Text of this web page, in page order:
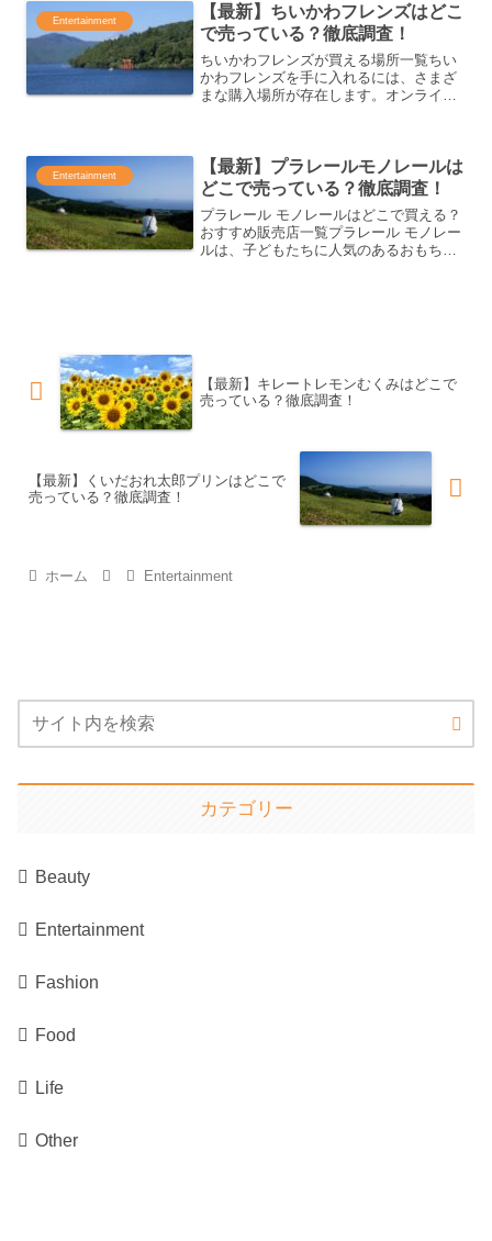
今回はLE S...
Entertainment
【最新】ちいかわフレンズはどこ
で売っている？徹底調査！
ちいかわフレンズが買える場所一覧ちい
かわフレンズを手に入れるには、さまざ
まな購入場所が存在します。オンライン
ます。ここでは、ちいかわ...
Entertainment
【最新】プラレールモノレールは
どこで売っている？徹底調査！
プラレール モノレールはどこで買える？
おすすめ販売店一覧プラレール モノレー
ルは、子どもたちに人気のあるおもちゃ
【最新】キレートレモンむくみはどこで
売っている？徹底調査！
【最新】くいだおれ太郎プリンはどこで
売っている？徹底調査！
ホーム Entertainment
カテゴリー
Beauty
Entertainment
Fashion
Food
Life
Other